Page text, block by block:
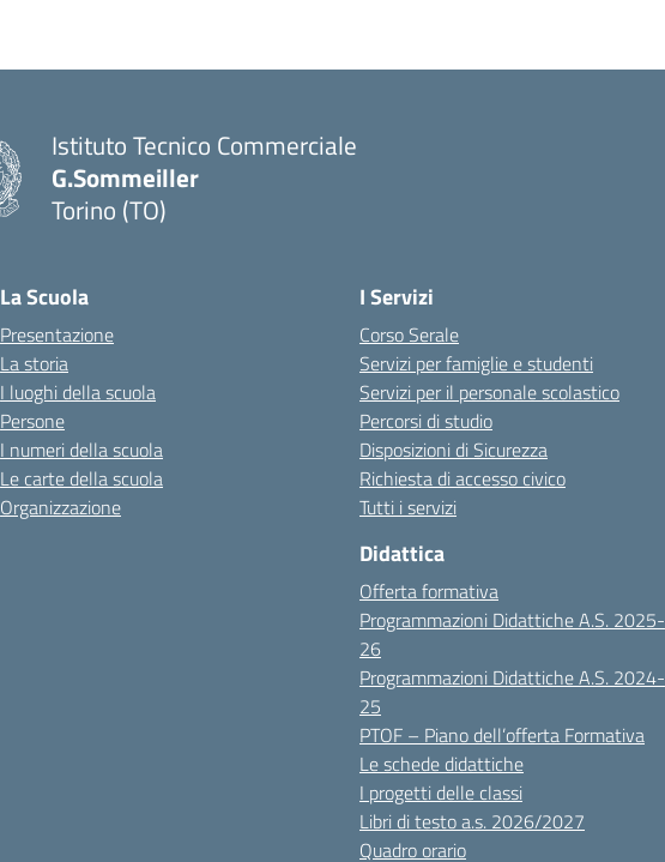
Istituto Tecnico Commerciale
G.Sommeiller
Torino (TO)
La Scuola
Presentazione
La storia
I luoghi della scuola
Persone
I numeri della scuola
Le carte della scuola
Organizzazione
I Servizi
Corso Serale
Servizi per famiglie e studenti
Servizi per il personale scolastico
Percorsi di studio
Disposizioni di Sicurezza
Richiesta di accesso civico
Tutti i servizi
Didattica
Offerta formativa
Programmazioni Didattiche A.S. 2025-
26
Programmazioni Didattiche A.S. 2024-
25
PTOF – Piano dell’offerta Formativa
Le schede didattiche
I progetti delle classi
Libri di testo a.s. 2026/2027
Quadro orario